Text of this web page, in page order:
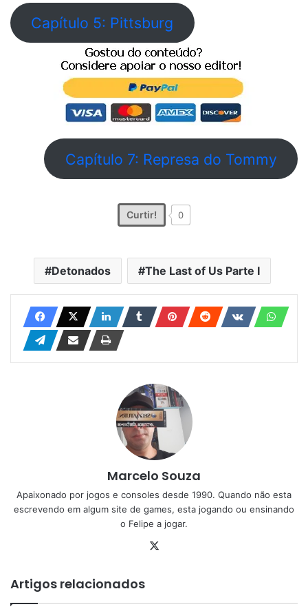
Capítulo 5: Pittsburg
Capítulo 7: Represa do Tommy
Curtir! 0
Detonados The Last of Us Parte I
Marcelo Souza
Apaixonado por jogos e consoles desde 1990. Quando não esta
escrevendo em algum site de games, esta jogando ou ensinando
o Felipe a jogar.
Artigos relacionados